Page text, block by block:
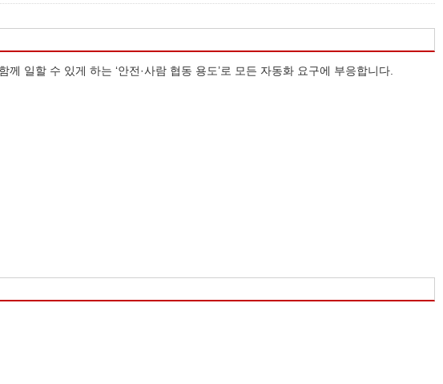
일할 수 있게 하는 ‘안전·사람 협동 용도’로 모든 자동화 요구에 부응합니다.